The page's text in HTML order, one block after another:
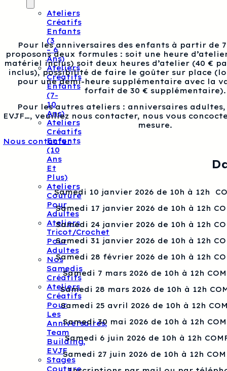
Ateliers
Créatifs
Enfants
(3
– 6
Ans)
Ateliers
Créatifs
Enfants
(7-
10
Ans)
Ateliers
Créatifs
Enfants
(10
Ans
Et
Plus)
Ateliers
Couture
Pour
Adultes
Ateliers
Tricot/crochet
Pour
Adultes
Nos
Samedis
Créatifs
Ateliers
Créatifs
Pour
Les
Anniversaires,
Team
Building,
EVJF
Stages
Couture
Pour les anniversaires des enfants à partir de
proposons deux formules : soit une heure
matériel inclus) soit deux heures d’atelier (40 €
inclus), possibilité de faire le goûter sur place
pour une demi-heure supplémentaire avec la
forfait de 30 € supplémentaire).
Pour les autres ateliers : anniversaires
EVJF…, veuillez nous contacter, nous vous
mesure.
Nous contacter
Samedi 10 janvier 2026 de 10h à 12h
Samedi 17 janvier 2026 de 10h à 12h
Samedi 24 janvier 2026 de 10h à 12h
Samedi 31 janvier 2026 de 10h à 12h
Samedi 28 février 2026 de 10h à 12h
Samedi 7 mars 2026 de 10h à 12h
Samedi 28 mars 2026 de 10h à 12h
Samedi 25 avril 2026 de 10h à 12h
Samedi 30 mai 2026 de 10h à 12h
Samedi 6 juin 2026 de 10h à 12h
Samedi 27 juin 2026 de 10h à 12h